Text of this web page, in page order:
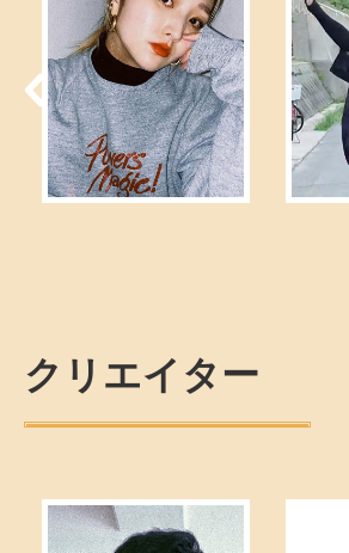
クリエイター